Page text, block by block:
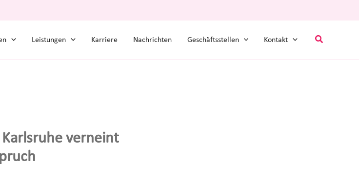
Leistungen Karriere Nachrichten Geschäftsstellen Kontakt Suchen
Karlsruhe verneint